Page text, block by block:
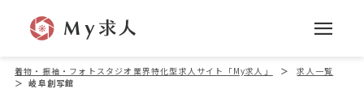
着物・振袖・フォトスタジオ業界特化型求人サイト「My求人」 ＞
求人一覧
＞ 岐阜創写館